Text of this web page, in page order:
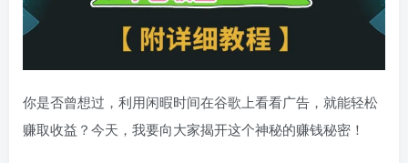
你是否曾想过，利用闲暇时间在谷歌上看看广告，就能轻松
赚取收益？今天，我要向大家揭开这个神秘的赚钱秘密！